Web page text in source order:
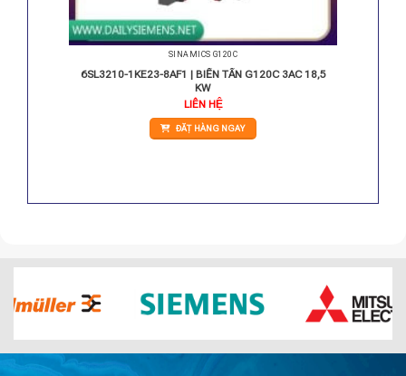
SINAMICS G120C
6SL3210-1KE23-8AF1 | BIẾN TẦN G120C 3AC 18,5
KW
LIÊN HỆ
ĐẶT HÀNG NGAY